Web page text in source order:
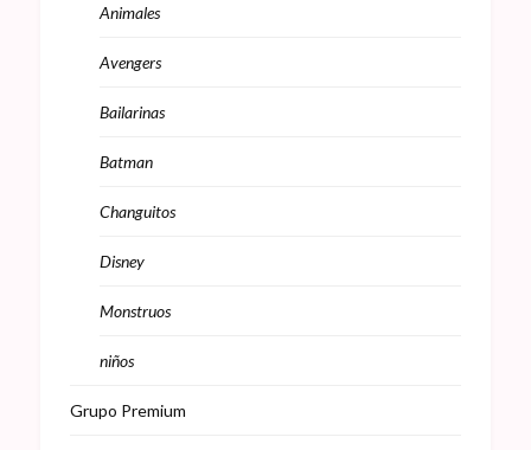
Animales
Avengers
Bailarinas
Batman
Changuitos
Disney
Monstruos
niños
Grupo Premium